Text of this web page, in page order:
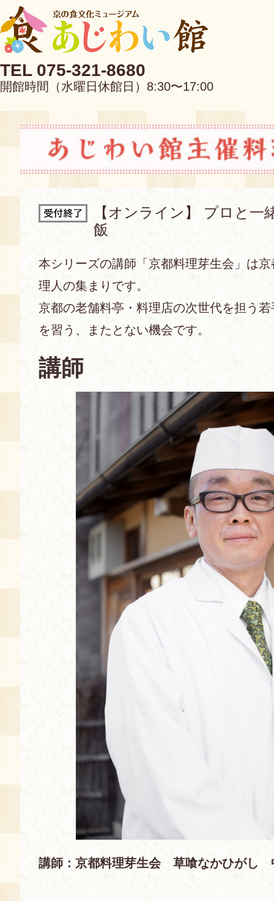
TEL 075-321-8680
開館時間（水曜日休館日）8:30〜17:00
EN 中文
あじわい館とは
アクセス
FAQ
料理教室
キャンセル・ご変更
食の海援隊・陸援隊 会員限定
展示室
展示室のご紹介
お土産コーナー
レンタル
備品リスト
空き状況・ご予約
使用料・お支払い方法
団体向け見学・体験
食の語り部の部屋
展示見学
講演会付き料理教室
あじわい館弁当
【オンライン】 プロと一
飯
本シリーズの講師「京都料理芽生会」は
理人の集まりです。
京都の老舗料亭・料理店の次世代を担う
を習う、またとない機会です。
講師
講師：京都料理芽生会 草喰なかひがし